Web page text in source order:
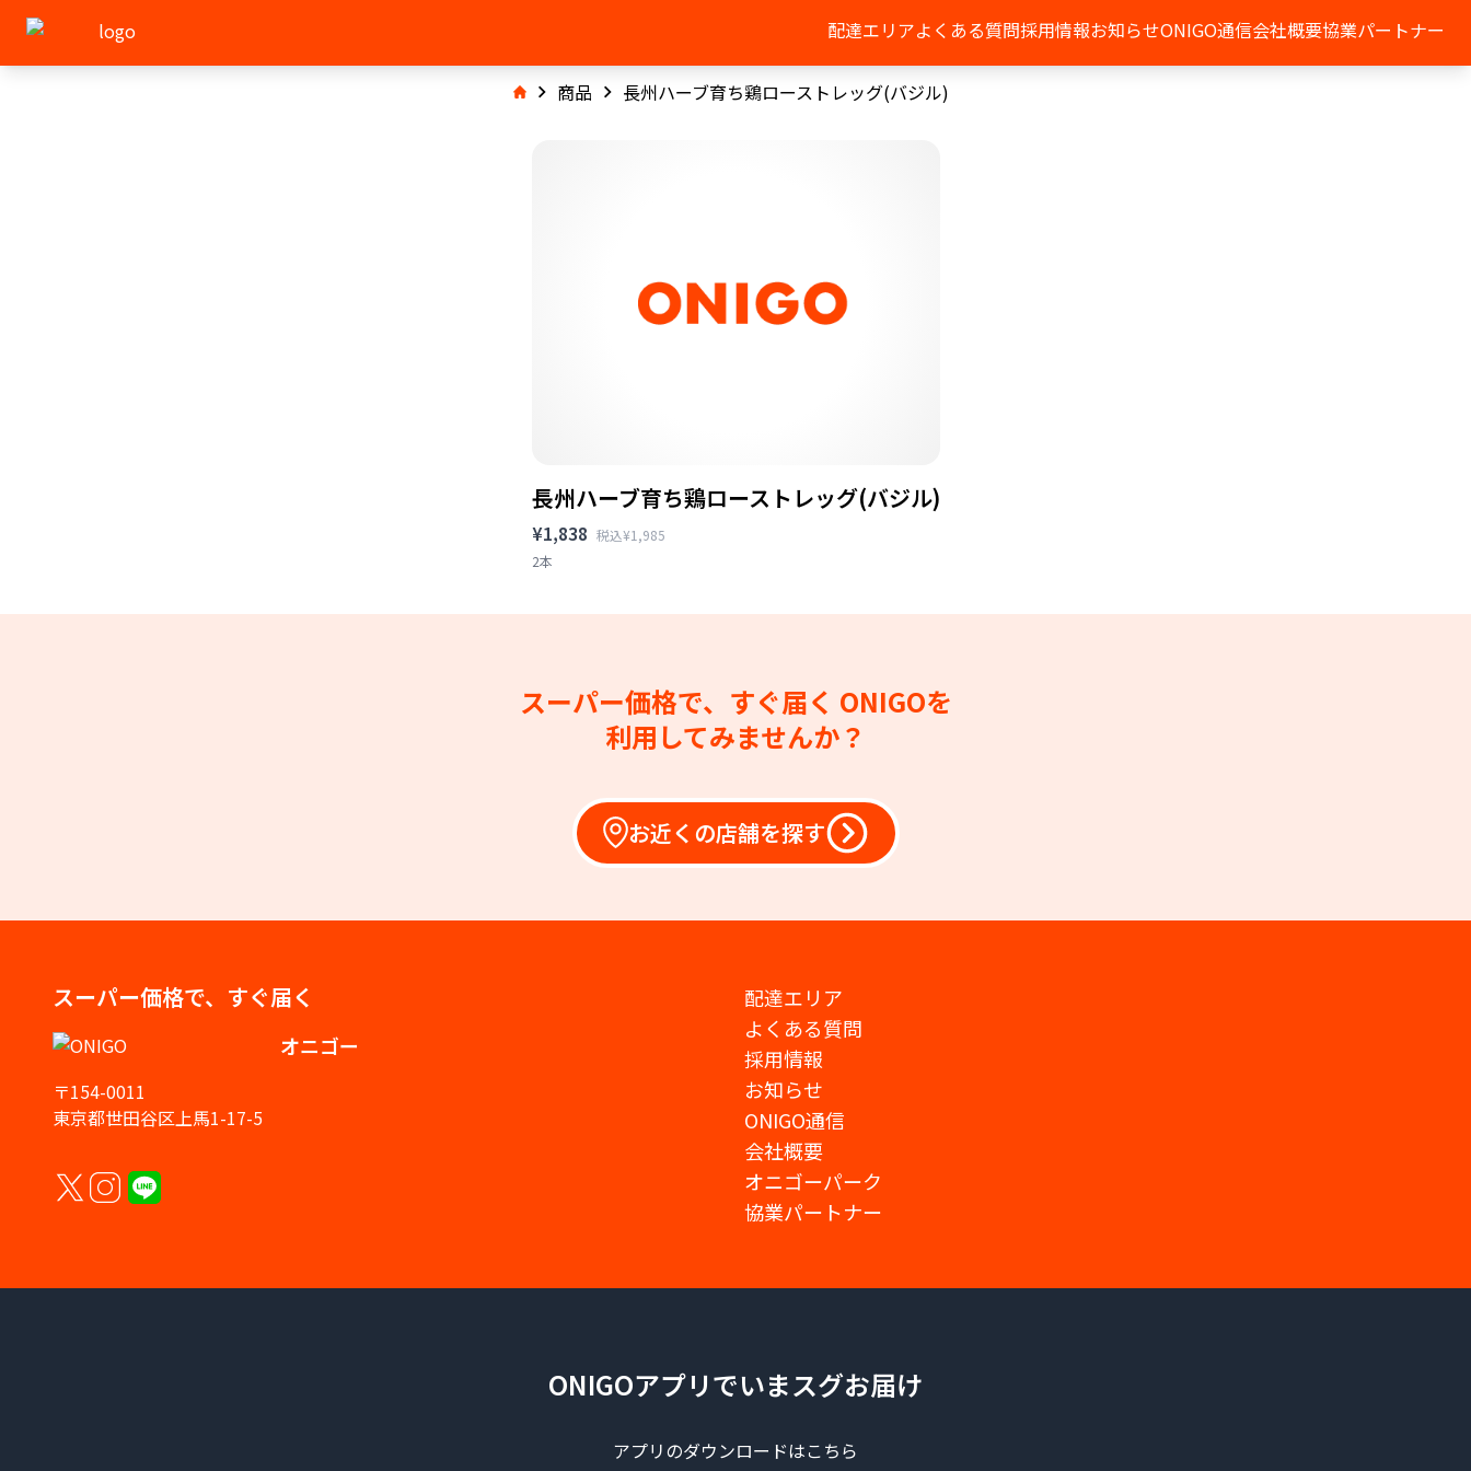
配達エリアよくある質問採用情報お知らせONIGO通信会社概要協業パートナー
商品 長州ハーブ育ち鶏ローストレッグ(バジル)
長州ハーブ育ち鶏ローストレッグ(バジル)
¥1,838 税込¥1,985
2本
スーパー価格で、すぐ届く ONIGOを
利用してみませんか？
お近くの店舗を探す
スーパー価格で、すぐ届く
オニゴー
〒154-0011
東京都世田谷区上馬1-17-5
配達エリア
よくある質問
採用情報
お知らせ
ONIGO通信
会社概要
オニゴーパーク
協業パートナー
ONIGOアプリでいまスグお届け
アプリのダウンロードはこちら